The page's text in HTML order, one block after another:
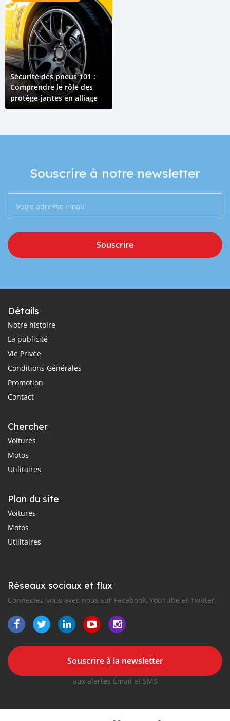
Sécurité des pneus 101 :
Comprendre le rôle des
protège-jantes en alliage
Souscrire à notre newsletter
Souscrire
Détails
Notre histoire
La publicité
Vie Privée
Conditions Générales
Promotion
Contact
Chercher
Voitures
Motos
Utilitaires
Plan du site
Voitures
Motos
Utilitaires
Réseaux sociaux et flux
Connectez-vous avec nous sur Facebook, YouTube et Twitter.
Souscrire à la newsletter
aux alertes Email et SMS